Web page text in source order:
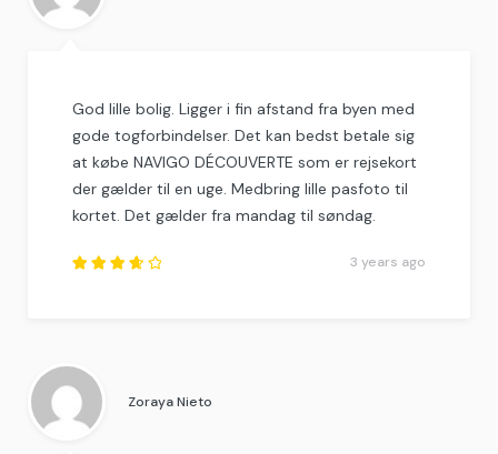
God lille bolig. Ligger i fin afstand fra byen med
gode togforbindelser. Det kan bedst betale sig
at købe NAVIGO DÉCOUVERTE som er rejsekort
der gælder til en uge. Medbring lille pasfoto til
kortet. Det gælder fra mandag til søndag.
out of
5
3 years ago
Zoraya Nieto